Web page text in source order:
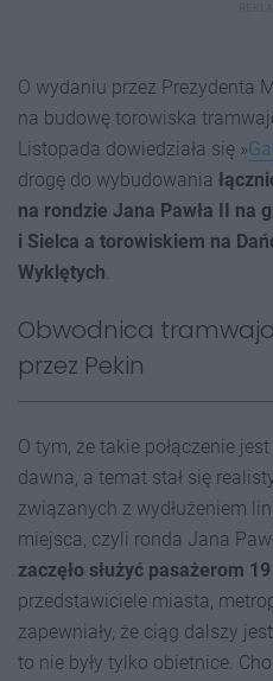
O wydaniu przez Prezydenta
na budowę torowiska
Listopada dowiedziała się »
drogę do wybudowania
na rondzie Jana Pawła II na
i Sielca a torowiskiem na
Wyklętych.
Obwodnica
przez Pekin
O tym, że takie połączenie
dawna, a temat stał się
związanych z wydłużeniem
miejsca, czyli ronda Jana
zaczęło służyć pasażerom
przedstawiciele miasta,
zapewniały, że ciąg dalszy
to nie były tylko obietnice.